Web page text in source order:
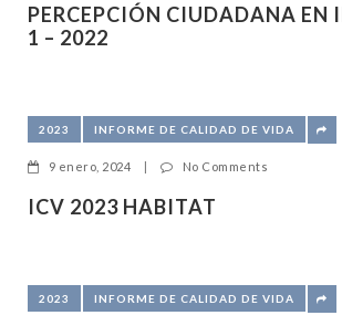
PERCEPCIÓN CIUDADANA EN
1 – 2022
2023 INFORME DE CALIDAD DE VIDA
9 enero, 2024 | No Comments
ICV 2023 HABITAT
2023 INFORME DE CALIDAD DE VIDA